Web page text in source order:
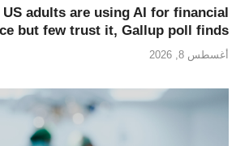
US adults are using AI for financial
but few trust it, Gallup poll finds
أغسطس 8, 2026